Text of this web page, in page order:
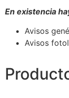
En existencia
Avisos
Avisos